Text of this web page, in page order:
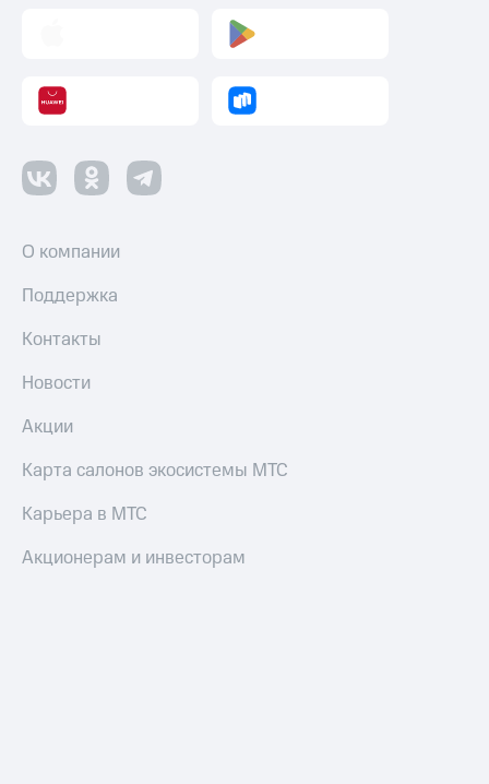
О компании
Поддержка
Контакты
Новости
Акции
Карта салонов экосистемы МТС
Карьера в МТС
Акционерам и инвесторам